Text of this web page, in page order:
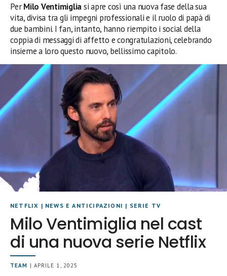
PerMilo Ventimigliasi apre così una nuova fase della sua
vita, divisa tra gli impegni professionali e il ruolo di papà di
due bambini. I fan, intanto, hanno riempito i social della
coppia di messaggi di affetto e congratulazioni, celebrando
insieme a loro questo nuovo, bellissimo capitolo.
NETFLIX | NEWS E ANTICIPAZIONI | SERIE TV
Milo Ventimiglia nel cast
di una nuova serie Netflix
TEAM | APRILE 1, 2025